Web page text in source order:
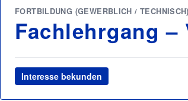
FORTBILDUNG (GEWERBLICH / TECHNISCH)
Fachlehrgang
Interesse bekunden